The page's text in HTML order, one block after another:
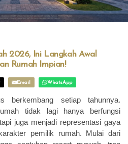
2026, Ini Langkah Awal
Rumah Impian!
Email WhatsApp
berkembang setiap tahunnya.
tidak lagi hanya berfungsi
juga menjadi representasi gaya
pemilik rumah. Mulai dari